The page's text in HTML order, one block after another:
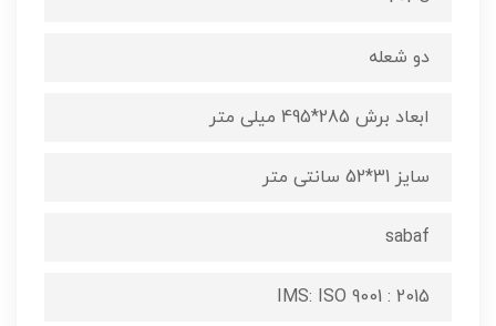
دو شعله
ابعاد برش 285*495 میلی متر
سایز 31*52 سانتی متر
sabaf
IMS: ISO 9001 : 2015